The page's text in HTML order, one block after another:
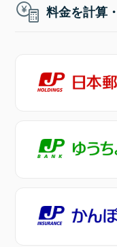
料金を計算